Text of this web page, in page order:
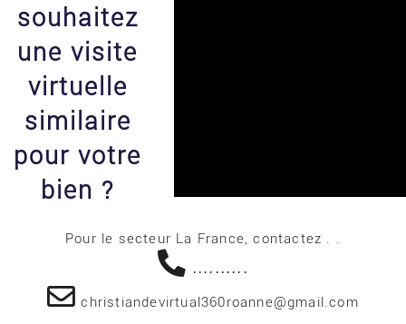
souhaitez
une visite
virtuelle
similaire
pour votre
bien ?
Pour le secteur La France, contactez . .
..........
christiandevirtual360roanne@gmail.com